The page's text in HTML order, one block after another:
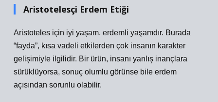
Aristotelesçi Erdem Etiği
Aristoteles için iyi yaşam, erdemli yaşamdır. Burada
“fayda”, kısa vadeli etkilerden çok insanın karakter
gelişimiyle ilgilidir. Bir ürün, insanı yanlış inançlara
sürüklüyorsa, sonuç olumlu görünse bile erdem
açısından sorunlu olabilir.